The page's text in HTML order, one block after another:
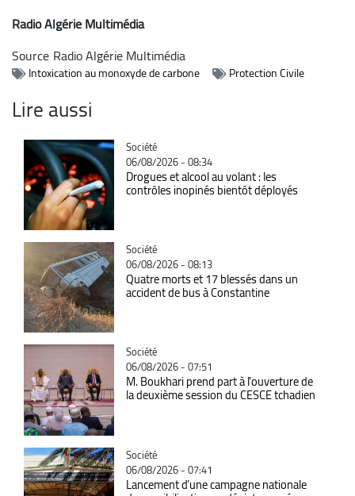
Radio Algérie Multimédia
Source Radio Algérie Multimédia
Intoxication au monoxyde de carbone Protection Civile
Lire aussi
Catégorie
Société
06/08/2026 - 08:34
Drogues et alcool au volant : les
contrôles inopinés bientôt déployés
Catégorie
Société
06/08/2026 - 08:13
Quatre morts et 17 blessés dans un
accident de bus à Constantine
Catégorie
Société
06/08/2026 - 07:51
M. Boukhari prend part à l'ouverture de
la deuxième session du CESCE tchadien
Catégorie
Société
06/08/2026 - 07:41
Lancement d’une campagne nationale